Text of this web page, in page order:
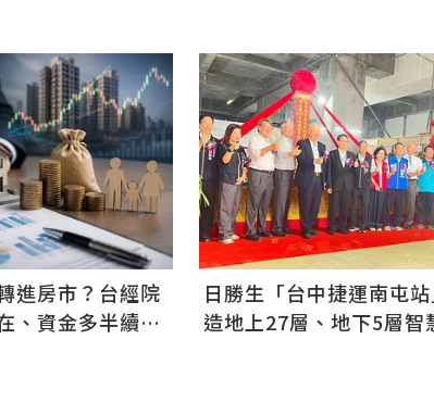
進房市？台經院
、資金多半續留
日勝生「台中捷運南屯
造地上27層、地下5層智